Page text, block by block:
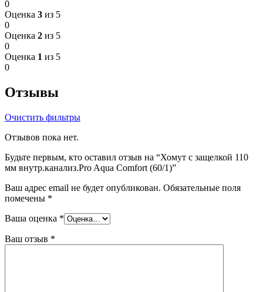
0
Оценка 3 из 5
0
Оценка 2 из 5
0
Оценка 1 из 5
0
Отзывы
Очистить фильтры
Отзывов пока нет.
Будьте первым, кто оставил отзыв на “Хомут c защелкой 110
мм внутр.канализ.Pro Aqua Comfort (60/1)”
Ваш адрес email не будет опубликован. Обязательные поля
помечены *
Ваша оценка *
Ваш отзыв *